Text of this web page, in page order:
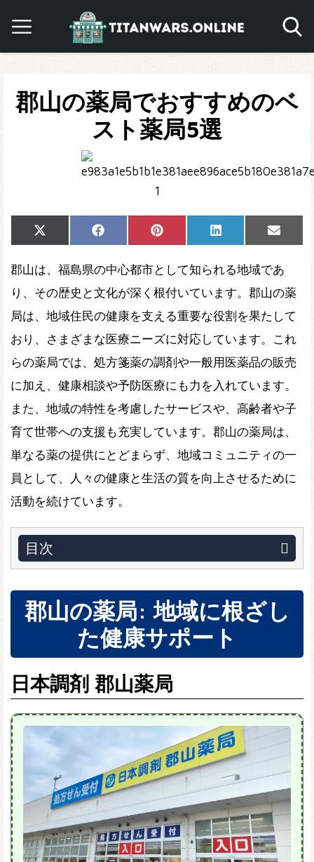
郡山の薬局でおすすめのベ
スト薬局5選
Share
on
X
(Twitter)
Share
on
Facebook Share
on
Pinterest Share
on
LinkedIn
Share
on
Email
郡山は、福島県の中心都市として知られる地域であ
り、その歴史と文化が深く根付いています。郡山の薬
局は、地域住民の健康を支える重要な役割を果たして
おり、さまざまな医療ニーズに対応しています。これ
らの薬局では、処方箋薬の調剤や一般用医薬品の販売
に加え、健康相談や予防医療にも力を入れています。
また、地域の特性を考慮したサービスや、高齢者や子
育て世帯への支援も充実しています。郡山の薬局は、
単なる薬の提供にとどまらず、地域コミュニティの一
員として、人々の健康と生活の質を向上させるために
活動を続けています。
目次
郡山の薬局: 地域に根ざし
た健康サポート
日本調剤 郡山薬局